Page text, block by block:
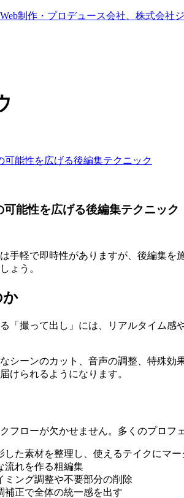
能性を広げる後編集テクニック
能性を広げる後編集テクニック
手軽で即時性がありますが、後編集
ょう。
か
「撮って出し」には、リアルタイム
シーンのカット、音声の調整、特殊
けられるようになります。
フローが欠かせません。多くのプロフ
した素材を整理し、使えるテイクにマ
流れを作る粗編集
ミング調整や不要部分の削除
補正で全体の統一感を出す